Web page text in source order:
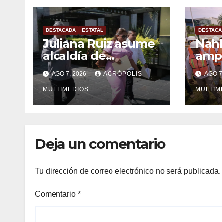
DESTACADA ESTATAL
Juliana Ruiz asume
alcaldía de
Ixhuatlán del
Sureste
AGO 7, 2026 ACRÓPOLIS
MULTIMEDIOS
AGO
Deja un comentario
Tu dirección de correo electrónico no será publicada.
Comentario *